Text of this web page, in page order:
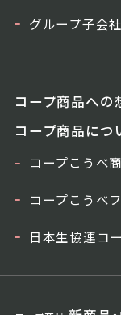
グループ子会
コープ商品への
コープ商品につ
コープこうべ
コープこうべ
日本生協連コ